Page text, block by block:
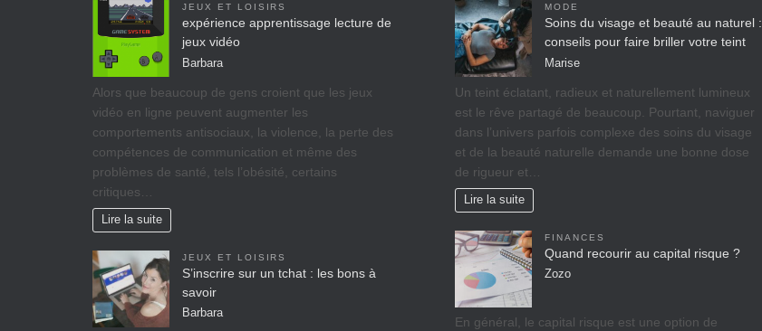
JEUX ET LOISIRS
expérience apprentissage lecture de
jeux vidéo
Barbara
Alors que beaucoup de gens croient que les jeux
vidéo en ligne peuvent augmenter les
comportements antisociaux, la violence, la perte des
compétences de communication et même des
problèmes de santé, tels l’obésité, certains
critiques…
Lire la suite
JEUX ET LOISIRS
S’inscrire sur un tchat : les bons à
savoir
Barbara
MODE
Soins du visage et beauté au naturel :
conseils pour faire briller votre teint
Marise
Un teint éclatant, radieux et naturellement lumineux
est le rêve partagé de beaucoup. Pourtant, naviguer
dans l’univers parfois complexe des soins du visage
et de la beauté naturelle demande une bonne dose
de rigueur et…
Lire la suite
FINANCES
Quand recourir au capital risque ?
Zozo
En général, le capital risque est une option de